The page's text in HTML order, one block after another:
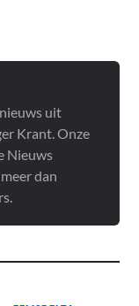
uit
Krant. Onze
Nieuws
dan